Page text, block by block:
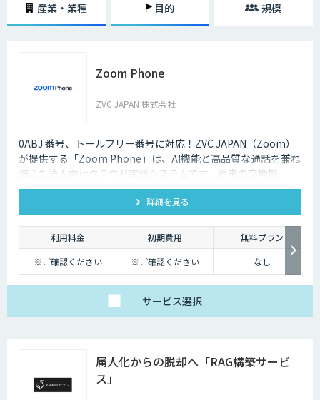
をする働き方のことを指します。
されるケースも増えてきています。また、都心部に本社を置く企業が郊外
にサテライトオフィスを構えたり、地方に本社を構える企業が都心部にサ
テライトオフィスを構えたりするケースも多くなっています。
を導入する企業が一気に増加しましたが、実はそれ以前からテレワークを
導入する企業は少しずつ増加している状況でした。
それは、パソコンやスマホといった通信機器のスペックが向上しているか
らです。また、Wi-Fiなどのデータ通信ネットワーク環境が整備され始め、
低価格でネットワークを利用できるようになったことも要因のひとつとい
えるでしょう。
しかし、テレワークを導入した場合には、社内コミュニケーションが難し
くなってしまうのも事実です。それに加え、業態管理も難しくなってしま
うため、テレワークに不安を感じてしまう企業も少なくないでしょう。
おり、それらを有効活用すれば、テレワークのデメリットをある程度解消
していくことも可能になります。
産業・業種 目的 規模
Zoom Phone
ZVC JAPAN 株式会社
0ABJ 番号、トールフリー番号に対応！ZVC JAPAN（Zoom）
が提供する「Zoom Phone」は、AI機能と高品質な通話を兼ね
備えた法人向けクラウド電話システムです。従来の交換機
（PBX）を必要としないため、導入や運用にかかるコストを大
詳細を見る
利用料金 初期費用
無料プラン
※ご確認ください
※ご確認ください なし
サービス選択
属人化からの脱却へ「RAG構築サービ
ス」